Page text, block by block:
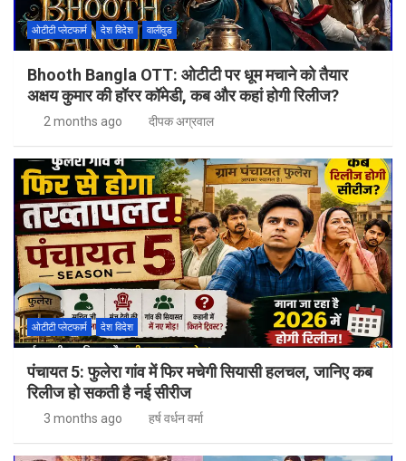
ओटीटी प्लेटफार्म देश विदेश वालीवुड
Bhooth Bangla OTT: ओटीटी पर धूम मचाने को तैयार
अक्षय कुमार की हॉरर कॉमेडी, कब और कहां होगी रिलीज?
2 months ago दीपक अग्रवाल
ओटीटी प्लेटफार्म देश विदेश
पंचायत 5: फुलेरा गांव में फिर मचेगी सियासी हलचल, जानिए कब
रिलीज हो सकती है नई सीरीज
3 months ago हर्ष वर्धन वर्मा